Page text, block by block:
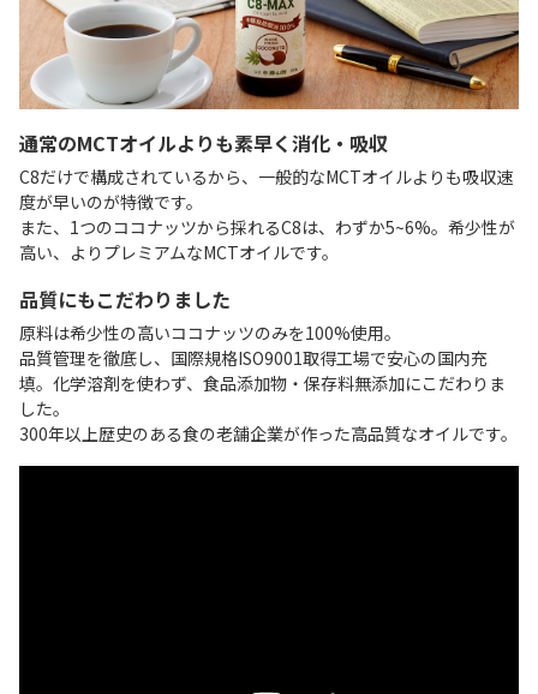
通常のMCTオイルよりも素早く消化・吸収
C8だけで構成されているから、一般的なMCTオイルよりも吸収速
度が早いのが特徴です。
また、1つのココナッツから採れるC8は、わずか5~6%。希少性が
高い、よりプレミアムなMCTオイルです。
品質にもこだわりました
原料は希少性の高いココナッツのみを100%使用。
品質管理を徹底し、国際規格ISO9001取得工場で安心の国内充
填。化学溶剤を使わず、食品添加物・保存料無添加にこだわりま
した。
300年以上歴史のある食の老舗企業が作った高品質なオイルです。